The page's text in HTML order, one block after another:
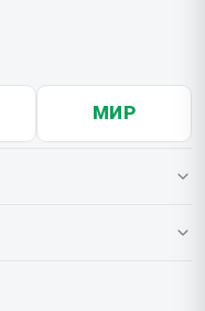
МИР